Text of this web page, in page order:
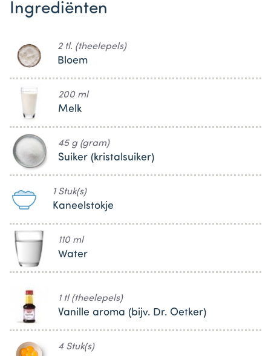
Ingrediënten
2 tl. (theelepels)
Bloem
200 ml
Melk
45 g (gram)
Suiker (kristalsuiker)
1 Stuk(s)
Kaneelstokje
110 ml
Water
1 tl (theelepels)
Vanille aroma (bijv. Dr. Oetker)
4 Stuk(s)